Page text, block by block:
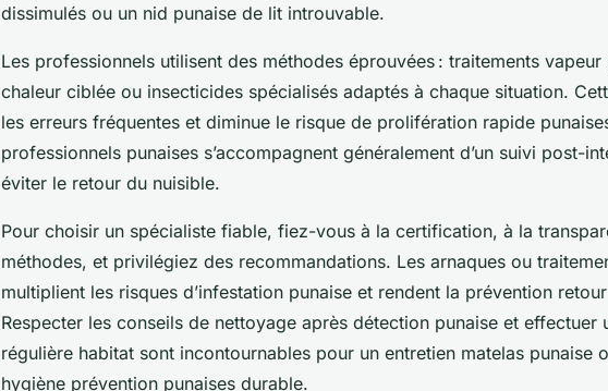
dissimulés ou un nid punaise de lit introuvable.
Les professionnels utilisent des méthodes éprouvées : traitements vapeur
chaleur ciblée ou insecticides spécialisés adaptés à chaque situation.
les erreurs fréquentes et diminue le risque de prolifération rapide
professionnels punaises s’accompagnent généralement d’un suivi post-
éviter le retour du nuisible.
Pour choisir un spécialiste fiable, fiez-vous à la certification, à la
méthodes, et privilégiez des recommandations. Les arnaques ou
multiplient les risques d’infestation punaise et rendent la prévention
Respecter les conseils de nettoyage après détection punaise et effectuer
régulière habitat sont incontournables pour un entretien matelas punaise
hygiène prévention punaises durable.